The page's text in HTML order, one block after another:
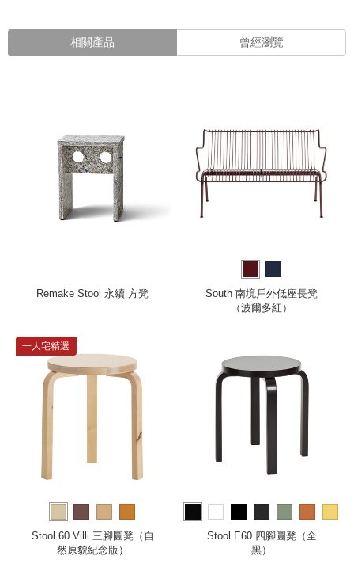
相關產品 曾經瀏覽
Remake Stool 永續 方凳
South 南境戶外低座長凳
（波爾多紅）
一人宅精選
Stool 60 Villi 三腳圓凳（自
然原貌紀念版）
more
Stool E60 四腳圓凳（全
黑）